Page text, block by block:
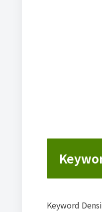
Keyword